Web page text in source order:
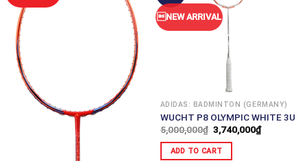
NEW ARRIVAL
ADIDAS: BADMINTON (GERMANY)
WUCHT P8 OLYMPIC WHITE 3U
5,000,000₫ 3,740,000₫
ADD TO CART